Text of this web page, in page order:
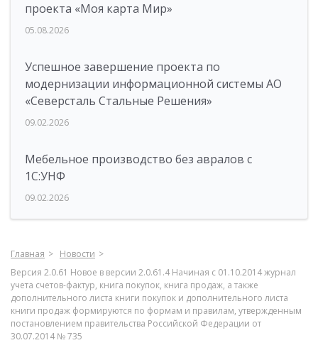
проекта «Моя карта Мир»
05.08.2026
Успешное завершение проекта по
модернизации информационной системы АО
«Северсталь Стальные Решения»
09.02.2026
Мебельное производство без авралов с
1С:УНФ
09.02.2026
Главная
Новости
Версия 2.0.61 Новое в версии 2.0.61.4 Начиная с 01.10.2014 журнал
учета счетов-фактур, книга покупок, книга продаж, а также
дополнительного листа книги покупок и дополнительного листа
книги продаж формируются по формам и правилам, утвержденным
постановлением правительства Российской Федерации от
30.07.2014 № 735